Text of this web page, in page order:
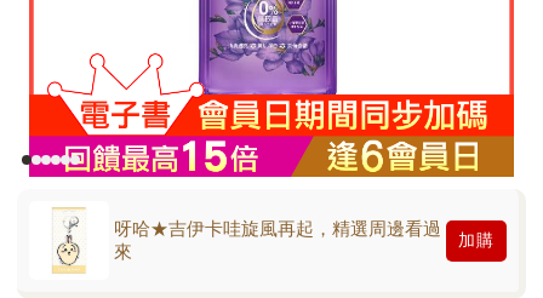
呀哈★吉伊卡哇旋風再起，精選周邊看過
來
加購